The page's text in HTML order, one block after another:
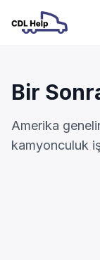
Bir
Amerika
kamyonculuk